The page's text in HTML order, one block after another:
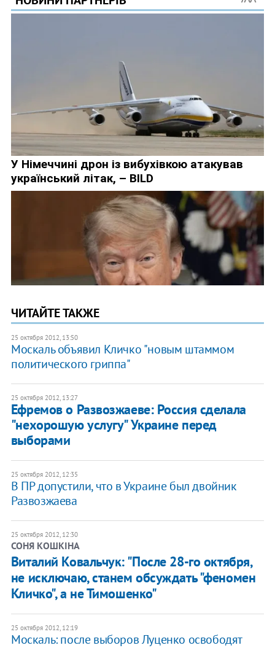
ЧИТАЙТЕ ТАКЖЕ
25 октября 2012, 13:50
Москаль объявил Кличко "новым штаммом
политического гриппа"
25 октября 2012, 13:27
Ефремов о Развозжаеве: Россия сделала
"нехорошую услугу" Украине перед
выборами
25 октября 2012, 12:35
В ПР допустили, что в Украине был двойник
Развозжаева
25 октября 2012, 12:30
СОНЯ КОШКІНА
Виталий Ковальчук: "После 28-го октября,
не исключаю, станем обсуждать "феномен
Кличко", а не Тимошенко"
25 октября 2012, 12:19
Москаль: после выборов Луценко освободят